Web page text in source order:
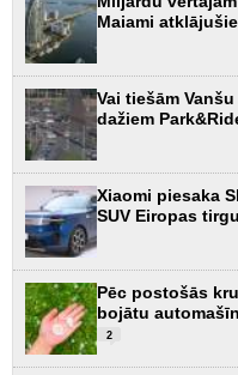
Maiami
Vai tiešām
dažiem
Xiaomi piesaka
SUV Eiropas
Pēc postošās
bojātu
2